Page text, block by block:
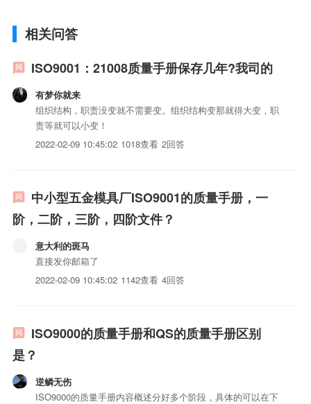
相关问答
ISO9001：21008质量手册保存几年?我司的
有梦你就来
组织结构，职责没变就不需要变。组织结构变那就得大变，职
责等就可以小变！
2022-02-09 10:45:02 1018查看 2回答
中小型五金模具厂ISO9001的质量手册，一
阶，二阶，三阶，四阶文件？
意大利的斑马
直接发你邮箱了
2022-02-09 10:45:02 1142查看 4回答
ISO9000的质量手册和QS的质量手册区别
是？
逆鳞无伤
ISO9000的质量手册内容概述分好多个阶段，具体的可以在下